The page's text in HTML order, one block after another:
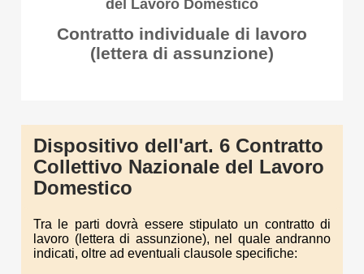
del Lavoro Domestico
Contratto individuale di lavoro
(lettera di assunzione)
Dispositivo dell'art. 6 Contratto
Collettivo Nazionale del Lavoro
Domestico
Tra le parti dovrà essere stipulato un contratto di
lavoro (lettera di assunzione), nel quale andranno
indicati, oltre ad eventuali clausole specifiche: